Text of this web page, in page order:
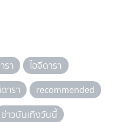
รา
ไอจีดารา
ารา
recommended
ข่าวบันเทิงวันนี้